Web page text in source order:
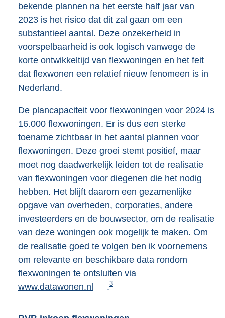
bekende plannen na het eerste half jaar van
2023 is het risico dat dit zal gaan om een
substantieel aantal. Deze onzekerheid in
voorspelbaarheid is ook logisch vanwege de
korte ontwikkeltijd van flexwoningen en het feit
dat flexwonen een relatief nieuw fenomeen is in
Nederland.
De plancapaciteit voor flexwoningen voor 2024 is
16.000 flexwoningen. Er is dus een sterke
toename zichtbaar in het aantal plannen voor
flexwoningen. Deze groei stemt positief, maar
moet nog daadwerkelijk leiden tot de realisatie
van flexwoningen voor diegenen die het nodig
hebben. Het blijft daarom een gezamenlijke
opgave van overheden, corporaties, andere
investeerders en de bouwsector, om de realisatie
van deze woningen ook mogelijk te maken. Om
de realisatie goed te volgen ben ik voornemens
om relevante en beschikbare data rondom
flexwoningen te ontsluiten via
www.datawonen.nl .3